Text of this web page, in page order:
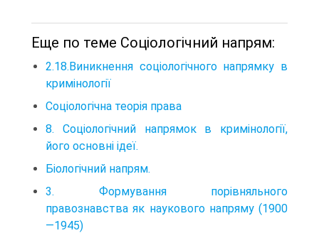
Еще по теме Соціологічний напрям:
2.18.Виникнення соціологічного напрямку в
кримінології
Соціологічна теорія права
8. Соціологічний напрямок в кримінології,
його основні ідеї.
Біологічний напрям.
3. Формування порівняльного
правознавства як наукового напряму (1900
—1945)